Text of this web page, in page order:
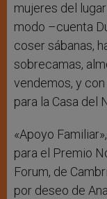
mujeres del
modo –cuenta
coser sábanas,
sobrecamas,
vendemos, y
para la Casa del
«Apoyo
para el Premio
Forum, de
por deseo de